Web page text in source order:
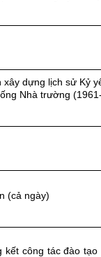
xây dựng lịch sử Kỷ
Nhà trường
(cả ngày)
kết công tác đào tạo